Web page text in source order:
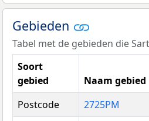
Gebieden
Tabel met de gebieden die
Soort
gebied
Naam gebied
Postcode
2725PM